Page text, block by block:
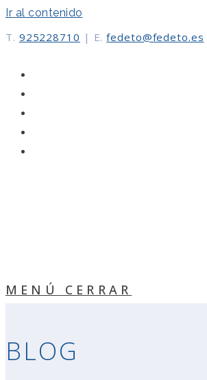
Ir al contenido
T. 925228710 | E. fedeto@fedeto.es
MENÚ CERRAR
BLOG